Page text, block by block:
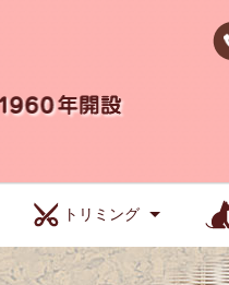
トリミング